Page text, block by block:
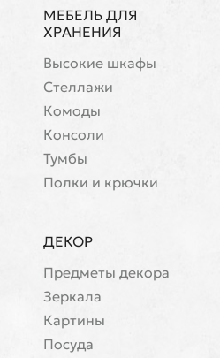
МЕБЕЛЬ ДЛЯ
ХРАНЕНИЯ
Высокие шкафы
Стеллажи
Комоды
Консоли
Тумбы
Полки и крючки
ДЕКОР
Предметы декора
Зеркала
Картины
Посуда